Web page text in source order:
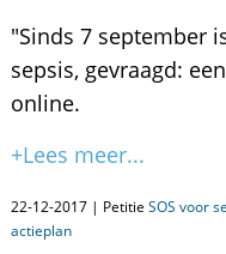
"Sinds 7 september
sepsis, gevraagd:
online.
+Lees meer...
22-12-2017 | Petitie SOS voor
actieplan